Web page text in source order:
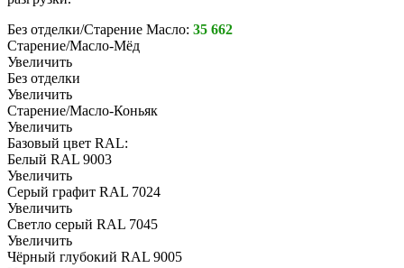
Без отделки/Старение Масло: 35 662
Старение/Масло-Мёд
Увеличить
Без отделки
Увеличить
Старение/Масло-Коньяк
Увеличить
Базовый цвет RAL:
Белый RAL 9003
Увеличить
Серый графит RAL 7024
Увеличить
Светло серый RAL 7045
Увеличить
Чёрный глубокий RAL 9005